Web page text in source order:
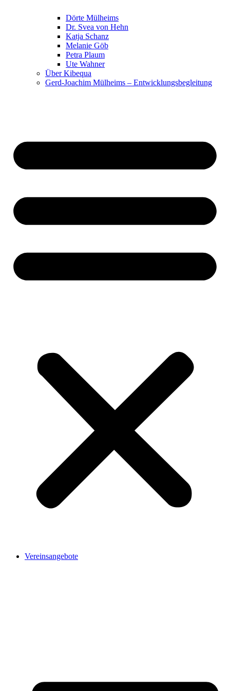
Dörte Mülheims
Dr. Svea von Hehn
Katja Schanz
Melanie Göb
Petra Plaum
Ute Wahner
Über Kibequa
Gerd-Joachim Mülheims – Entwicklungsbegleitung
Vereinsangebote